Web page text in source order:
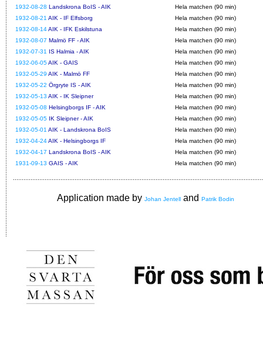
1932-08-28 Landskrona BoIS - AIK
Hela matchen (90 min)
1932-08-21 AIK - IF Elfsborg
Hela matchen (90 min)
1932-08-14AIK - IFK Eskilstuna
Hela matchen (90 min)
1932-08-07 Malmö FF - AIK
Hela matchen (90 min)
1932-07-31 IS Halmia - AIK
Hela matchen (90 min)
1932-06-05AIK - GAIS
Hela matchen (90 min)
1932-05-29 AIK - Malmö FF
Hela matchen (90 min)
1932-05-22 Örgryte IS - AIK
Hela matchen (90 min)
1932-05-13 AIK - IK Sleipner
Hela matchen (90 min)
1932-05-08 Helsingborgs IF - AIK
Hela matchen (90 min)
1932-05-05 IK Sleipner - AIK
Hela matchen (90 min)
1932-05-01 AIK - Landskrona BoIS
Hela matchen (90 min)
1932-04-24AIK - Helsingborgs IF
Hela matchen (90 min)
1932-04-17 Landskrona BoIS - AIK
Hela matchen (90 min)
1931-09-13 GAIS - AIK Hela matchen (90 min)
Application made by Johan Jentell and Patrik Bodin